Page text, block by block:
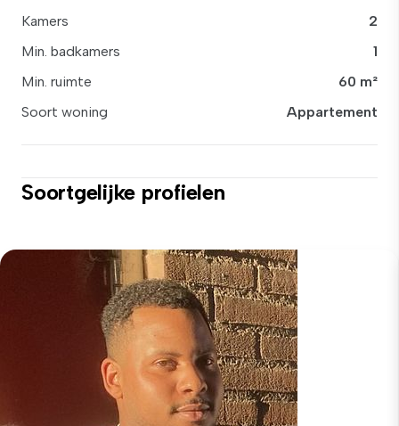
Kamers
2
Min. badkamers
1
Min. ruimte
60 m²
Soort woning
Appartement
Soortgelijke profielen